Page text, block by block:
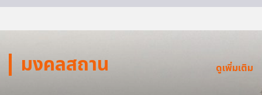
มงคลสถาน ดูเพิ่มเติม